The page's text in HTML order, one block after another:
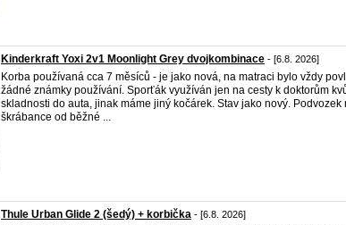
Kinderkraft Yoxi 2v1 Moonlight Grey dvojkombinace - [6.8. 2026]
Korba používaná cca 7 měsíců - je jako nová, na matraci bylo vždy
žádné známky používání. Sporťák využíván jen na cesty k doktorům
skladnosti do auta, jinak máme jiný kočárek. Stav jako nový. Podvozek
škrábance od běžné ...
Thule Urban Glide 2 (šedý) + korbička - [6.8. 2026]